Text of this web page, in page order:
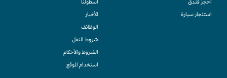
احجز فندقً
استئجار سيارة
أسطولنا
الأخبار
الوظائف
شروط النقل
الشروط والأحكام
استخدام الموقع